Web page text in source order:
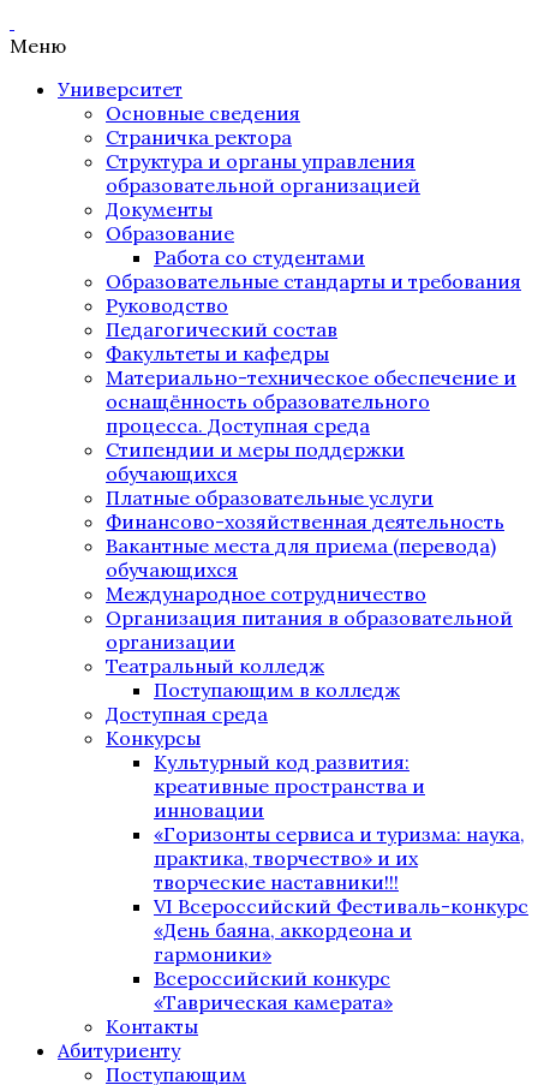
Меню
Университет
Основные сведения
Страничка ректора
Структура и органы управления
образовательной организацией
Документы
Образование
Работа со студентами
Образовательные стандарты и требования
Руководство
Педагогический состав
Факультеты и кафедры
Материально-техническое обеспечение и
оснащённость образовательного
процесса. Доступная среда
Стипендии и меры поддержки
обучающихся
Платные образовательные услуги
Финансово-хозяйственная деятельность
Вакантные места для приема (перевода)
обучающихся
Международное сотрудничество
Организация питания в образовательной
организации
Театральный колледж
Поступающим в колледж
Доступная среда
Конкурсы
Культурный код развития:
креативные пространства и
инновации
«Горизонты сервиса и туризма: наука,
практика, творчество» и их
творческие наставники!!!
VI Всероссийский Фестиваль-конкурс
«День баяна, аккордеона и
гармоники»
Всероссийский конкурс
«Таврическая камерата»
Контакты
Абитуриенту
Поступающим